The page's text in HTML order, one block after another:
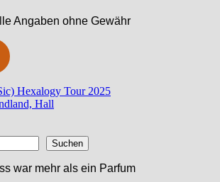
Angaben ohne Gewähr
Hexalogy Tour 2025
Hall
Suchen
war mehr als ein Parfum